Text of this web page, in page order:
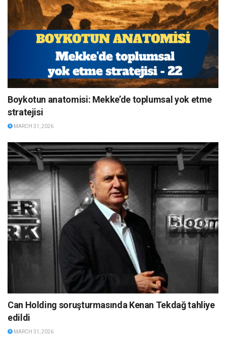
Boykotun anatomisi: Mekke’de toplumsal yok etme
stratejisi
MARCH 31, 2026
Can Holding soruşturmasında Kenan Tekdağ tahliye
edildi
MARCH 31, 2026